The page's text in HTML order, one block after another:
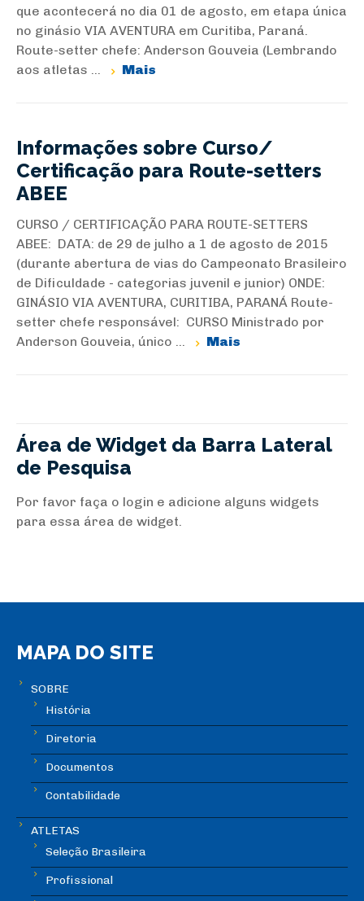
que acontecerá no dia 01 de agosto, em etapa única
no ginásio VIA AVENTURA em Curitiba, Paraná.
Route-setter chefe: Anderson Gouveia (Lembrando
aos atletas ...
Mais
Informações sobre Curso/
Certificação para Route-setters
ABEE
CURSO / CERTIFICAÇÃO PARA ROUTE-SETTERS
ABEE: DATA: de 29 de julho a 1 de agosto de 2015
(durante abertura de vias do Campeonato Brasileiro
de Dificuldade - categorias juvenil e junior) ONDE:
GINÁSIO VIA AVENTURA, CURITIBA, PARANÁ Route-
setter chefe responsável: CURSO Ministrado por
Anderson Gouveia, único ...
Mais
Área de Widget da Barra Lateral
de Pesquisa
Por favor faça o login e adicione alguns widgets
para essa área de widget.
MAPA DO SITE
SOBRE
História
Diretoria
Documentos
Contabilidade
ATLETAS
Seleção Brasileira
Profissional